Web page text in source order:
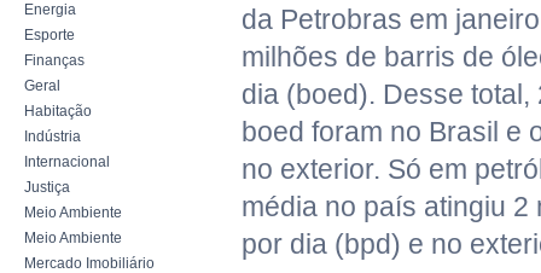
Energia
Esporte
Finanças
Geral
Habitação
Indústria
Internacional
Justiça
Meio Ambiente
Meio Ambiente
Mercado Imobiliário
da Petrobras em
milhões de barris de
dia (boed). Desse total,
boed foram no Brasil e
no exterior. Só em
média no país atingiu 2
por dia (bpd) e no